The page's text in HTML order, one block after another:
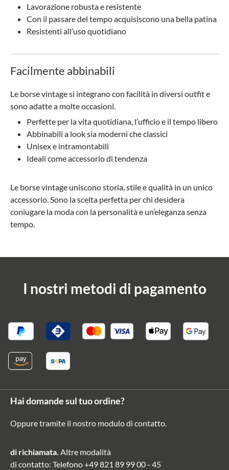
Lavorazione robusta e resistente
Con il passare del tempo acquisiscono una bella patina
Resistenti all’uso quotidiano
Facilmente abbinabili
Le borse vintage si integrano con facilità in diversi outfit e
sono adatte a molte occasioni.
Perfette per la vita quotidiana, l’ufficio e il tempo libero
Abbinabili a look sia moderni che classici
Unisex e intramontabili
Ideali come accessorio di tendenza
Le borse vintage uniscono storia, stile e qualità in un unico
accessorio. Sono la scelta perfetta per chi desidera
coniugare la moda con la personalità e un’eleganza senza
tempo.
I nostri metodi di pagamento
Hai domande sul tuo ordine?
Oppure tramite il nostro modulo di contatto.
di richiamata. Altre modalità
di contatto: Telefono+49 821 89 99 00 - 45